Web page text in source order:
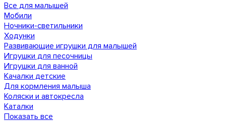
Все для малышей
Мобили
Ночники-светильники
Ходунки
Развивающие игрушки для малышей
Игрушки для песочницы
Игрушки для ванной
Качалки детские
Для кормления малыша
Коляски и автокресла
Каталки
Показать все